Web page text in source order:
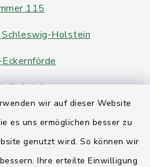
wir auf dieser Website
es uns ermöglichen besser zu
genutzt wird. So können wir
Ihre erteilte Einwilligung
115
Schleswig-Holstein